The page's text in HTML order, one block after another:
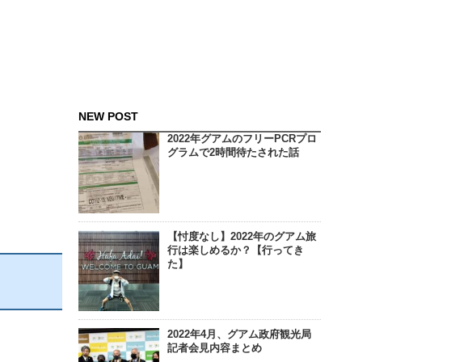
NEW POST
2022年グアムのフリーPCRプロ
グラムで2時間待たされた話
【忖度なし】2022年のグアム旅
行は楽しめるか？【行ってき
た】
2022年4月、グアム政府観光局
記者会見内容まとめ